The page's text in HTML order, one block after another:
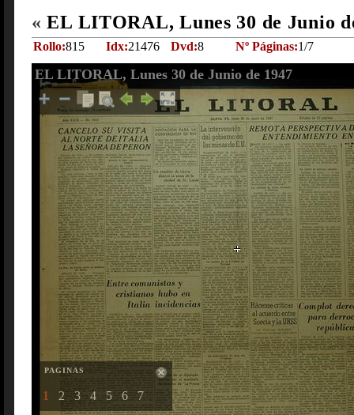
« EL LITORAL, Lunes 30 de Junio
Rollo:815 Idx:21476 Dvd:8 Nº Páginas:1/7
EL LITORAL, Lunes 30 de Junio de 1947
PAGINAS
1 2 3 4 5 6 7